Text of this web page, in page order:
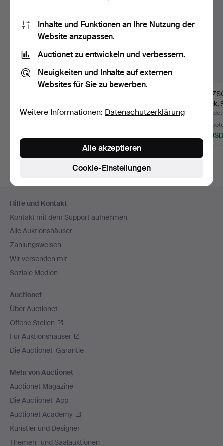
M…
Beendet 28. Jul 2025
gest…
Beendet 22. Jan 2026
blaue…
6
85 USD
Navigation
Hilfe und Kontakt
Kontakt mit dem Support aufnehmen
Alle Auktionshäuser
Zahlungsweisen
Wir versenden mit
Soziale Medien
Auctionet
Über Auctionet
Offene Stellen
Für Auktionshäuser
Die Auctionet-Garantie
Mehr von Auctionet
Auctionet Magazine
Die Auctionet-App
Auctionet Academy
Künstler und Designer
Themen- und Saalauktionen
Inhalte und Funktionen an Ihre Nutzung der
Website anzupassen.
Auctionet zu entwickeln und verbessern.
Neuigkeiten und Inhalte auf externen
Websites für Sie zu bewerben.
Weitere Informationen: Datenschutzerklärung
Cookie-Einstellungen
Alle akzeptieren